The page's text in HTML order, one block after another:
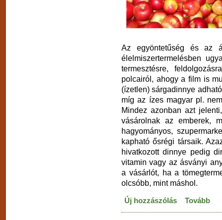
Az egyöntetűség és az
élelmiszertermelésben
termesztésre,
polcairól, ahogy a film is
(ízetlen) sárgadinnye
míg az ízes magyar pl.
Mindez azonban azt
vásárolnak az emberek,
hagyományos,
kapható ősrégi társaik.
hivatkozott dinnye pedig
vitamin vagy az ásványi
a vásárlót, ha a
olcsóbb, mint máshol.
Új hozzászólás Tovább